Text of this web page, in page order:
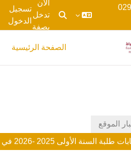
تبديل إدخال البحث
الآن
تدخل
بصفة
تسجيل
الدخول
الصفحة الرئيسية
الموقع
الأولى 2025 -2026 في منصة موودل.